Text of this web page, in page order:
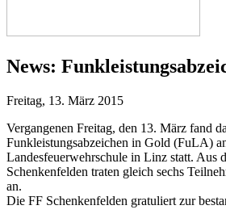
News:
Freitag, 13. März 2015
Vergangenen Freitag, den 13. März fand
Funkleistungsabzeichen in Gold (FuLA)
Landesfeuerwehrschule in Linz statt. Aus
Schenkenfelden traten gleich sechs
an.
Die FF Schenkenfelden gratuliert zur